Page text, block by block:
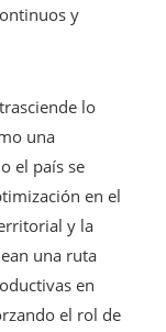
y
lo
una
el país se
en el
y la
una ruta
en
el rol de